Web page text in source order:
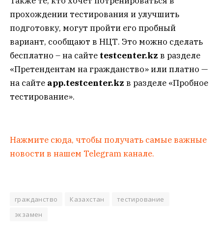
прохождении тестирования и улучшить
подготовку, могут пройти его пробный
вариант, сообщают в НЦТ. Это можно сделать
бесплатно – на сайте testcenter.kz в разделе
«Претендентам на гражданство» или платно —
на сайте app.testcenter.kz в разделе «Пробное
тестирование».
Нажмите сюда, чтобы получать самые важные
новости в нашем Telegram канале.
гражданство Казахстан
тестирование
экзамен